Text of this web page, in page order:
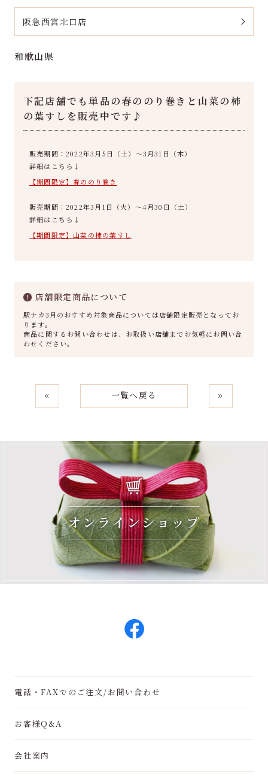
阪急西宮北口店
和歌山県
下記店舗でも単品の春ののり巻きと山菜の柿
の葉すしを販売中です♪
販売期間：2022年3月5日（土）～3月31日（木）
詳細はこちら↓
【期間限定】春ののり巻き
販売期間：2022年3月1日（火）～4月30日（土）
詳細はこちら↓
【期間限定】山菜の柿の葉すし
店舗限定商品について
駅ナカ3月のおすすめ対象商品については店舗限定販売となってお
ります。
商品に関するお問い合わせは、お取扱い店舗までお気軽にお問い合
わせください。
« 一覧へ戻る »
電話・FAXでのご注文/お問い合わせ
お客様Q&A
会社案内